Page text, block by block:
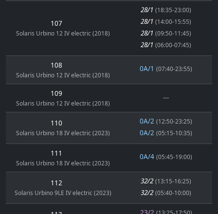
107
Solaris Urbino 12 IV electric (2018)
28/1 (18:35-23:00)
28/1 (14:00-15:55)
28/1 (09:50-11:45)
28/1 (06:00-07:45)
108
Solaris Urbino 12 IV electric (2018)
0A/1 (07:40-23:55)
109
Solaris Urbino 12 IV electric (2018)
---
110
Solaris Urbino 18 IV electric (2023)
0A/2 (12:50-23:25)
0A/2 (05:15-10:35)
111
Solaris Urbino 18 IV electric (2023)
0A/4 (05:45-19:00)
112
Solaris Urbino 9LE IV electric (2023)
32/2 (13:15-16:25)
32/2 (05:40-10:00)